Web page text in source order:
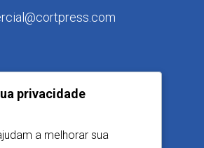
nas Redes
privacidade
a melhorar sua